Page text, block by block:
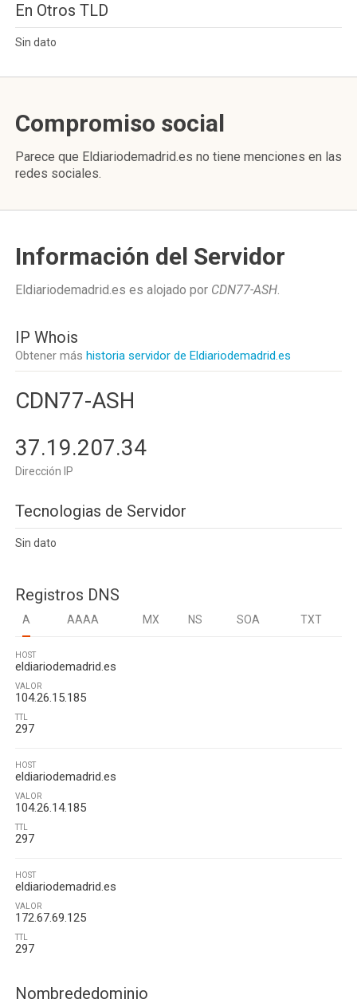
En Otros TLD
Sin dato
Compromiso social
Parece que Eldiariodemadrid.es no tiene menciones en las
redes sociales.
Información del Servidor
Eldiariodemadrid.es es alojado por CDN77-ASH.
IP Whois
Obtener más historia servidor de Eldiariodemadrid.es
CDN77-ASH
37.19.207.34
Dirección IP
Tecnologias de Servidor
Sin dato
Registros DNS
A AAAA MX NS SOA TXT
HOST
eldiariodemadrid.es
VALOR
104.26.15.185
TTL
297
HOST
eldiariodemadrid.es
VALOR
104.26.14.185
TTL
297
HOST
eldiariodemadrid.es
VALOR
172.67.69.125
TTL
297
Nombrededominio